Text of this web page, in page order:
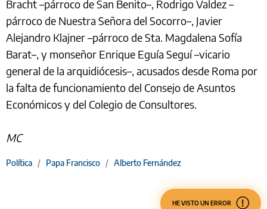
Bracht –párroco de San Benito–, Rodrigo Valdez –
párroco de Nuestra Señora del Socorro–, Javier
Alejandro Klajner –párroco de Sta. Magdalena Sofía
Barat–, y monseñor Enrique Eguía Seguí –vicario
general de la arquidiócesis–, acusados desde Roma por
la falta de funcionamiento del Consejo de Asuntos
Económicos y del Colegio de Consultores.
MC
Política / Papa Francisco / Alberto Fernández
HE VISTO UN ERROR